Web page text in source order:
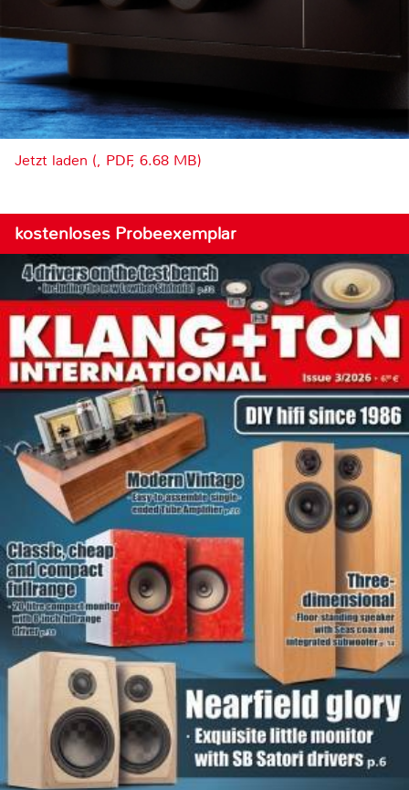
Jetzt laden (, PDF, 6.68 MB)
kostenloses Probeexemplar